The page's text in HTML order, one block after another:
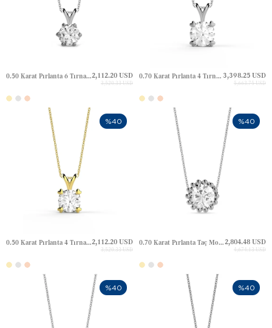
0.50 Karat Pırlanta 6 Tırnak Tektaş Altın Kolye2,112.20 USD
3,520.33 USD
0.70 Karat Pırlanta 4 Tırnak Kalp Tektaş Altın Kolye 3,398.25 USD
5,663.75 USD
0.50 Karat Pırlanta 4 Tırnak Kalp Tektaş Altın Kolye2,112.20 USD
3,520.33 USD
%40
0.70 Karat Pırlanta Taç Model Tektaş Altın Kolye 2,804.48 USD
4,674.13 USD
%40
%40 %40